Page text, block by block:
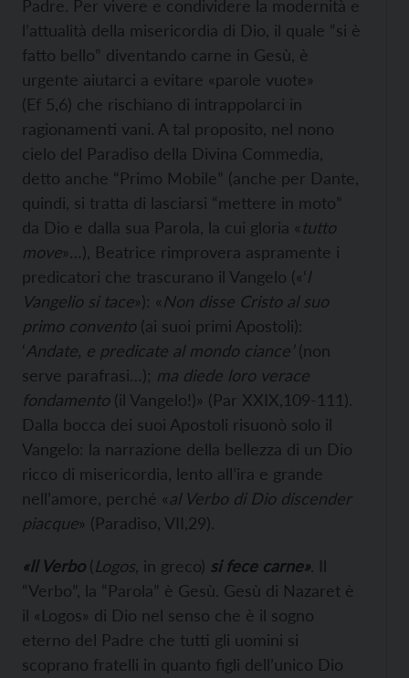
Padre. Per vivere e condividere la modernità e
l’attualità della misericordia di Dio, il quale “si è
fatto bello” diventando carne in Gesù, è
urgente aiutarci a evitare «parole vuote»
(Ef 5,6) che rischiano di intrappolarci in
ragionamenti vani. A tal proposito, nel nono
cielo del Paradiso della Divina Commedia,
detto anche “Primo Mobile” (anche per Dante,
quindi, si tratta di lasciarsi “mettere in moto”
da Dio e dalla sua Parola, la cui gloria « tutto
move»…), Beatrice rimprovera aspramente i
predicatori che trascurano il Vangelo («‘l
Vangelio si tace»): «Non disse Cristo al suo
primo convento (ai suoi primi Apostoli):
‘Andate, e predicate al mondo ciance’ (non
serve parafrasi…); ma diede loro verace
fondamento (il Vangelo!)» (Par XXIX,109-111).
Dalla bocca dei suoi Apostoli risuonò solo il
Vangelo: la narrazione della bellezza di un Dio
ricco di misericordia, lento all’ira e grande
nell’amore, perché «al Verbo di Dio discender
piacque» (Paradiso, VII,29).
«Il Verbo (Logos , in greco) si fece carne». Il
“Verbo”, la “Parola” è Gesù. Gesù di Nazaret è
il «Logos» di Dio nel senso che è il sogno
eterno del Padre che tutti gli uomini si
scoprano fratelli in quanto figli dell’unico Dio